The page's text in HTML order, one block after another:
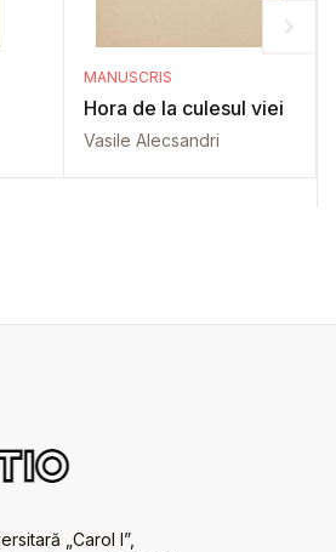
MANUSCRIS
Hora de la culesul viei
Vasile Alecsandri
„Carol I”,